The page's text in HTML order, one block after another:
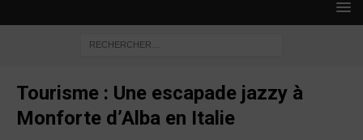
Tourisme : Une escapade jazzy à
Monforte d’Alba en Italie